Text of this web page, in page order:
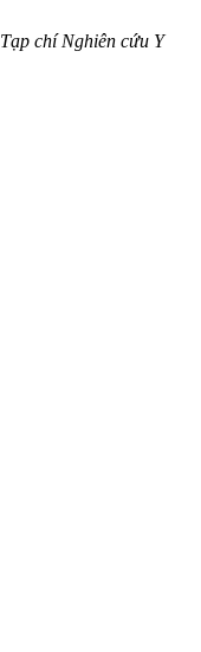
Tạp chí Nghiên cứu Y